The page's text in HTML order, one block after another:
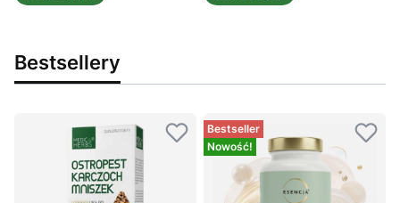
Bestsellery
Bestseller
Nowość!